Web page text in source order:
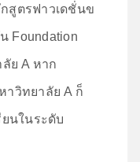
สูตรฟาวเดชั่นข
Foundation
ย A หาก
วิทยาลัย A ก็
ยนในระดับ